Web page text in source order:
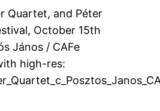
Quartet, and Péter
October 15th
János / CAFe
high-res: